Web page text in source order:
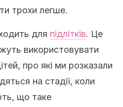
трохи легше.
для підлітків. Це
використовувати
про які ми розказали
на стадії, коли
що таке